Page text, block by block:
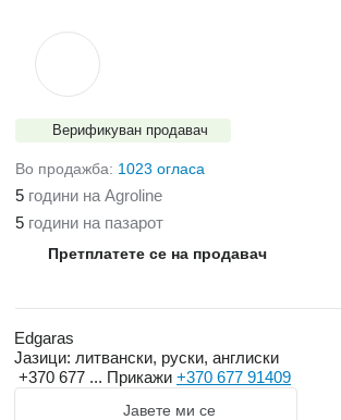
Верификуван продавач
Во продажба: 1023 огласа
5 години на Agroline
5 години на пазарот
Претплатете се на продавач
Edgaras
Јазици: литвански, руски, англиски
+370 677 ... Прикажи +370 677 91409
Јавете ми се